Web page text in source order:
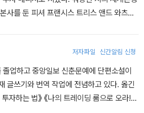
사를 둔 피셔 프랜시스 트리스 앤드 와츠에
이사로 있다.
저자파일 신간알림 신청
업하고 중앙일보 신춘문예에 단편소설이
글쓰기와 번역 작업에 전념하고 있다. 옮긴
자하는 법》 《나의 트레이딩 룸으로 오라!》